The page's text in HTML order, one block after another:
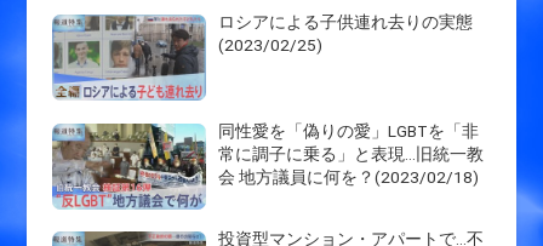
ロシアによる子供連れ去りの実態
(2023/02/25)
同性愛を「偽りの愛」LGBTを「非
常に調子に乗る」と表現…旧統一教
会 地方議員に何を？(2023/02/18)
投資型マンション・アパートで…不